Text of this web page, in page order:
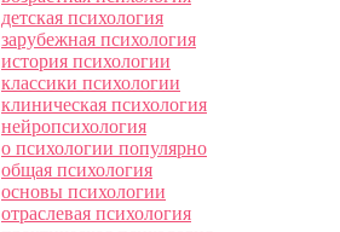
детская психология
зарубежная психология
история психологии
классики психологии
клиническая психология
нейропсихология
о психологии популярно
общая психология
основы психологии
отраслевая психология